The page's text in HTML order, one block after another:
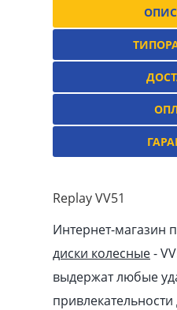
Replay VV51
Интернет-магазин
диски колесные-
выдержат любые